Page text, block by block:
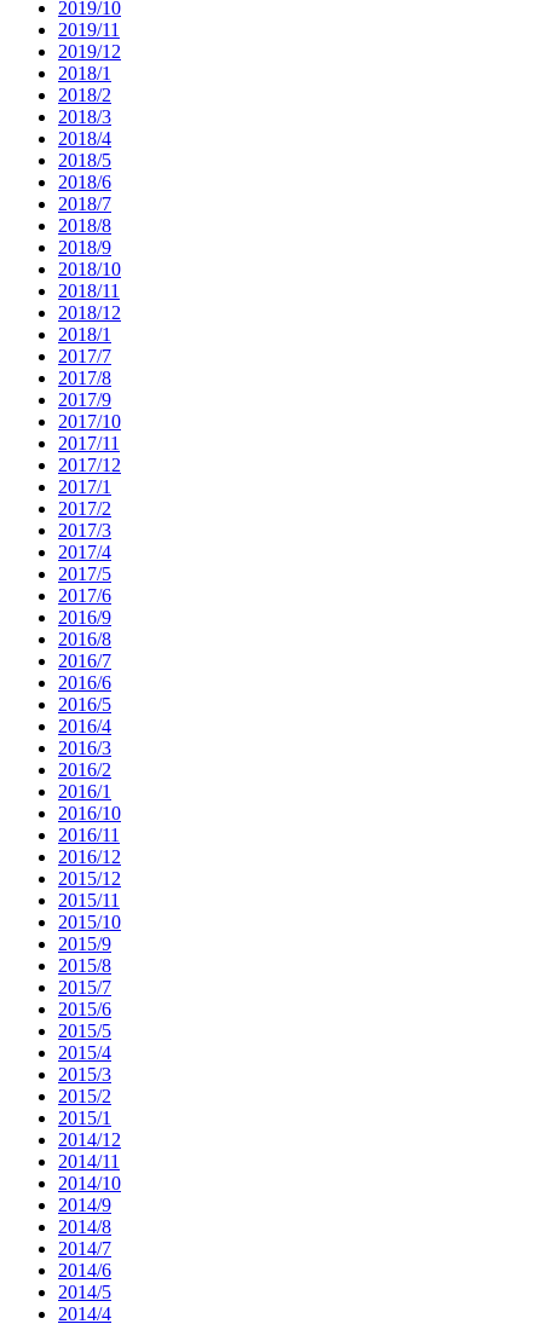
2019/10
2019/11
2019/12
2018/1
2018/2
2018/3
2018/4
2018/5
2018/6
2018/7
2018/8
2018/9
2018/10
2018/11
2018/12
2018/1
2017/7
2017/8
2017/9
2017/10
2017/11
2017/12
2017/1
2017/2
2017/3
2017/4
2017/5
2017/6
2016/9
2016/8
2016/7
2016/6
2016/5
2016/4
2016/3
2016/2
2016/1
2016/10
2016/11
2016/12
2015/12
2015/11
2015/10
2015/9
2015/8
2015/7
2015/6
2015/5
2015/4
2015/3
2015/2
2015/1
2014/12
2014/11
2014/10
2014/9
2014/8
2014/7
2014/6
2014/5
2014/4